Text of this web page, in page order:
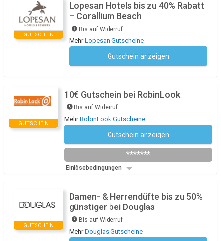
GUTSCHEIN
Lopesan Hotels bis zu 40% Rabatt
– Corallium Beach
Bis auf Widerruf
MehrLopesan Gutscheine
Gutschein anzeigen
GUTSCHEIN
10€ Gutschein bei RobinLook
Bis auf Widerruf
MehrRobinLook Gutscheine
Gutschein anzeigen
*******
Einlösebedingungen
GUTSCHEIN
Damen- & Herrendüfte bis zu 50%
günstiger bei Douglas
Bis auf Widerruf
MehrDouglas Gutscheine